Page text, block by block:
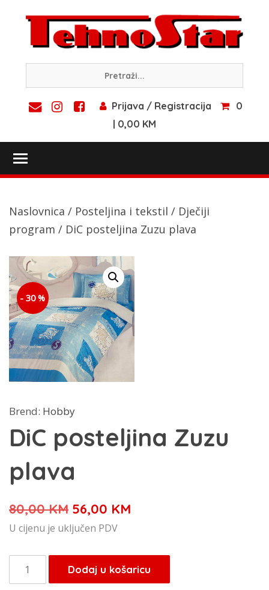
content
Prijava / Registracija
0
| 0,00 KM
Naslovnica / Posteljina i tekstil / Dječiji
program / DiC posteljina Zuzu plava
- 30 %
Brend: Hobby
DiC posteljina Zuzu
plava
80,00KM Izvorna
cijena
je:
80,00 KM.
56,00 KM
56,00 KM.
U cijenu je uključen PDV
posteljina
Dodaj u košaricu